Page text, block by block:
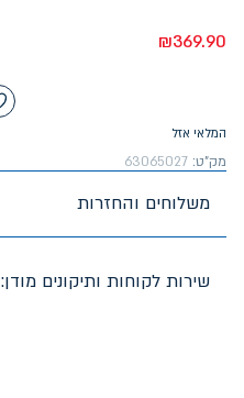
₪369.90
המלאי אזל
מק"ט: 63065027
משלוחים והחזרות
שירות לקוחות ותיקונים מודן: